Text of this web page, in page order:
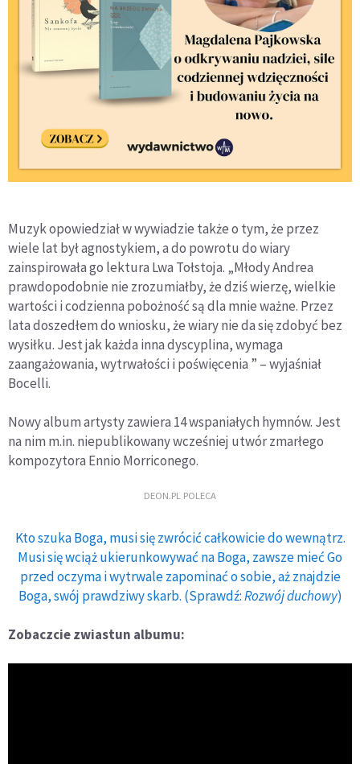
Muzyk opowiedział w wywiadzie także o tym, że przez
wiele lat był agnostykiem, a do powrotu do wiary
zainspirowała go lektura Lwa Tołstoja. „Młody Andrea
prawdopodobnie nie zrozumiałby, że dziś wierzę, wielkie
wartości i codzienna pobożność są dla mnie ważne. Przez
lata doszedłem do wniosku, że wiary nie da się zdobyć bez
wysiłku. Jest jak każda inna dyscyplina, wymaga
zaangażowania, wytrwałości i poświęcenia ” – wyjaśniał
Bocelli.
Nowy album artysty zawiera 14 wspaniałych hymnów. Jest
na nim m.in. niepublikowany wcześniej utwór zmarłego
kompozytora Ennio Morriconego.
DEON.PL POLECA
Kto szuka Boga, musi się zwrócić całkowicie do wewnątrz.
Musi się wciąż ukierunkowywać na Boga, zawsze mieć Go
przed oczyma i wytrwale zapominać o sobie, aż znajdzie
Boga, swój prawdziwy skarb. (Sprawdź:Rozwój duchowy)
Zobaczcie zwiastun albumu: